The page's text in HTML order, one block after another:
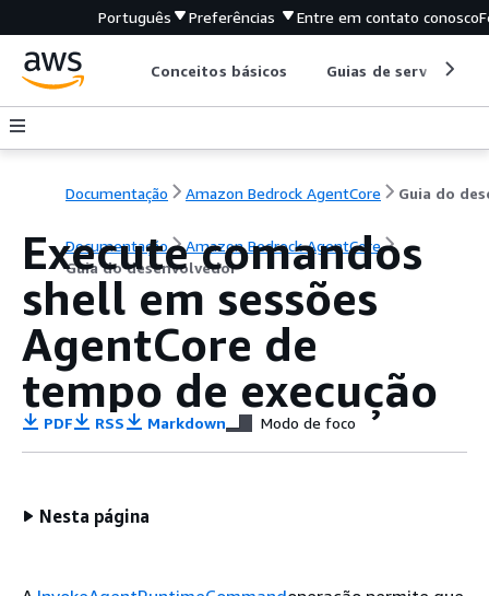
Português Preferências Entre em contato conosco
Conceitos básicos Guias de serviço
Documentação Amazon Bedrock AgentCore
Documentação
Amazon Bedrock AgentCore
Guia do desenvolvedor
Execute comandos
shell em sessões
AgentCore de
tempo de execução
PDF RSS Markdown Modo de foco
Nesta página